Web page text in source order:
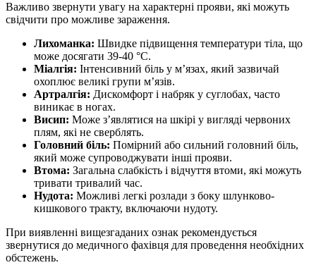
Важливо звернути увагу на характерні прояви, які можуть
свідчити про можливе зараження.
Лихоманка: Швидке підвищення температури тіла, що
може досягати 39-40 °C.
Міалгія: Інтенсивний біль у м’язах, який зазвичай
охоплює великі групи м’язів.
Артралгія: Дискомфорт і набряк у суглобах, часто
виникає в ногах.
Висип: Може з’являтися на шкірі у вигляді червоних
плям, які не сверблять.
Головний біль: Помірний або сильний головний біль,
який може супроводжувати інші прояви.
Втома: Загальна слабкість і відчуття втоми, які можуть
тривати тривалий час.
Нудота: Можливі легкі розлади з боку шлунково-
кишкового тракту, включаючи нудоту.
При виявленні вищезгаданих ознак рекомендується
звернутися до медичного фахівця для проведення необхідних
обстежень.